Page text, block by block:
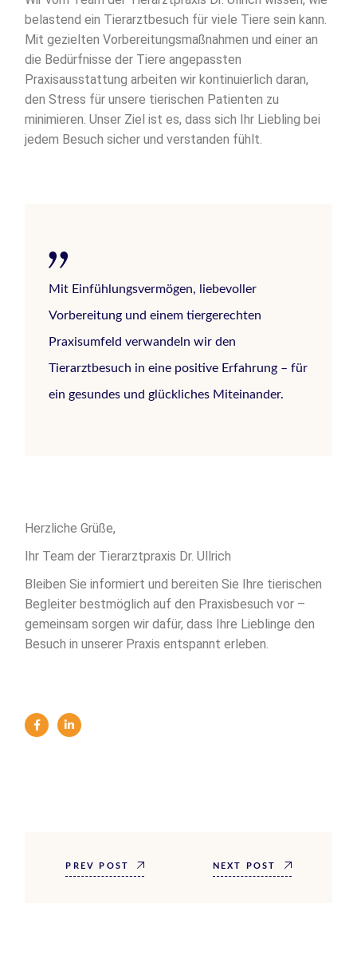
belastend ein Tierarztbesuch für viele Tiere sein kann.
Mit gezielten Vorbereitungsmaßnahmen und einer an
die Bedürfnisse der Tiere angepassten
Praxisausstattung arbeiten wir kontinuierlich daran,
den Stress für unsere tierischen Patienten zu
minimieren. Unser Ziel ist es, dass sich Ihr Liebling bei
jedem Besuch sicher und verstanden fühlt.
Mit Einfühlungsvermögen, liebevoller
Vorbereitung und einem tiergerechten
Praxisumfeld verwandeln wir den
Tierarztbesuch in eine positive Erfahrung – für
ein gesundes und glückliches Miteinander.
Herzliche Grüße,
Ihr Team der Tierarztpraxis Dr. Ullrich
Bleiben Sie informiert und bereiten Sie Ihre tierischen
Begleiter bestmöglich auf den Praxisbesuch vor –
gemeinsam sorgen wir dafür, dass Ihre Lieblinge den
Besuch in unserer Praxis entspannt erleben.
PREV POST NEXT POST